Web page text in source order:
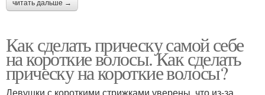
читать дальше →
Как сделать прическу самой себе
на короткие волосы. Как сделать
прическу на короткие волосы?